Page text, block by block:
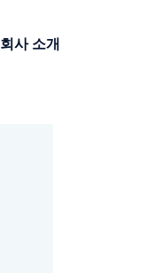
회사 소개